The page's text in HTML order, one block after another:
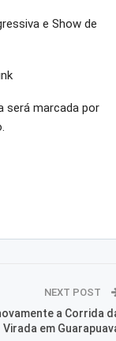
e Show de
será marcada por
NEXT POST
a Corrida
Virada em